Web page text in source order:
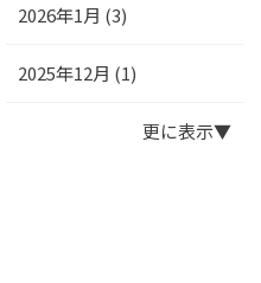
2026年1月 (3)
2025年12月 (1)
更に表示